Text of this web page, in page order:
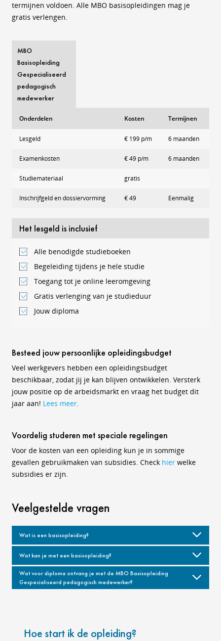
termijnen voldoen. Alle MBO basisopleidingen mag je
gratis verlengen.
MBO
Basisopleiding
Gespecialiseerd
pedagogisch
medewerker
Onderdelen Kosten Termijnen
Lesgeld € 199 p/m 6 maanden
Examenkosten € 49 p/m 6 maanden
Studiemateriaal gratis
Inschrijfgeld en dossiervorming € 49 Eenmalig
Het lesgeld is inclusief
Alle benodigde studieboeken
Begeleiding tijdens je hele studie
Toegang tot je online leeromgeving
Gratis verlenging van je studieduur
Jouw diploma
Besteed jouw persoonlijke opleidingsbudget
Veel werkgevers hebben een opleidingsbudget
beschikbaar, zodat jij je kan blijven ontwikkelen. Versterk
jouw positie op de arbeidsmarkt en vraag het budget dit
jaar aan! Lees meer.
Voordelig studeren met speciale regelingen
Voor de kosten van een opleiding kun je in sommige
gevallen gebruikmaken van subsidies. Check hier welke
subsidies er zijn.
Veelgestelde vragen
Wat is een basisopleiding?
Wat kan je met een basisopleiding?
Wat voor diploma ontvang je met de MBO Basisopleiding
Gespecialiseerd pedagogisch medewerker?
Hoe start ik de opleiding?